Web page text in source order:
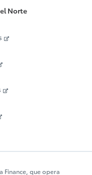
Norte
Finance, que opera